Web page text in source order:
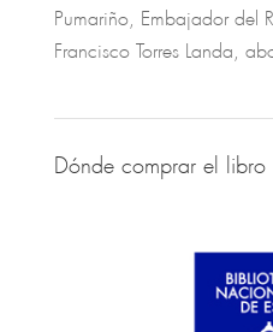
Pumariño, Embajador del
Francisco Torres Landa,
Dónde comprar el libro